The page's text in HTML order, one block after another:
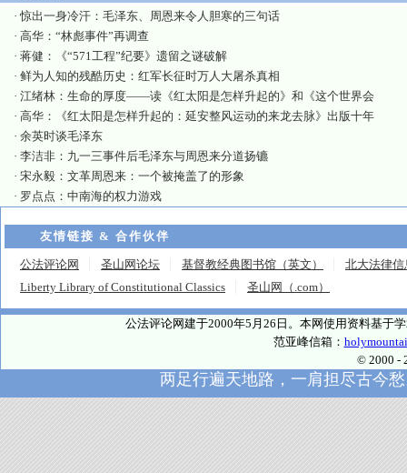
·惊出一身冷汗：毛泽东、周恩来令人胆寒的三句话
· 高华：“林彪事件”再调查
· 蒋健：《“571工程”纪要》遗留之谜破解
· 鲜为人知的残酷历史：红军长征时万人大屠杀真相
· 江绪林：生命的厚度——读《红太阳是怎样升起的》和《这个世界会
· 高华：《红太阳是怎样升起的：延安整风运动的来龙去脉》出版十年
· 余英时谈毛泽东
· 李洁非：九一三事件后毛泽东与周恩来分道扬镳
· 宋永毅：文革周恩来：一个被掩盖了的形象
· 罗点点：中南海的权力游戏
友情链接 & 合作伙伴
公法评论网 圣山网论坛 基督教经典图书馆（英文）
北大法律信
Liberty Library of Constitutional Classics
圣山网（.com）
公法评论网建于2000年5月26日。本网使用资料基于
范亚峰信箱：
© 2000 -
两足行遍天地路，一肩担尽古今